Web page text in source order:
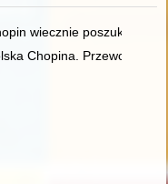
wiecznie poszukiwany.
Ars et
Chopina. Przewodnik